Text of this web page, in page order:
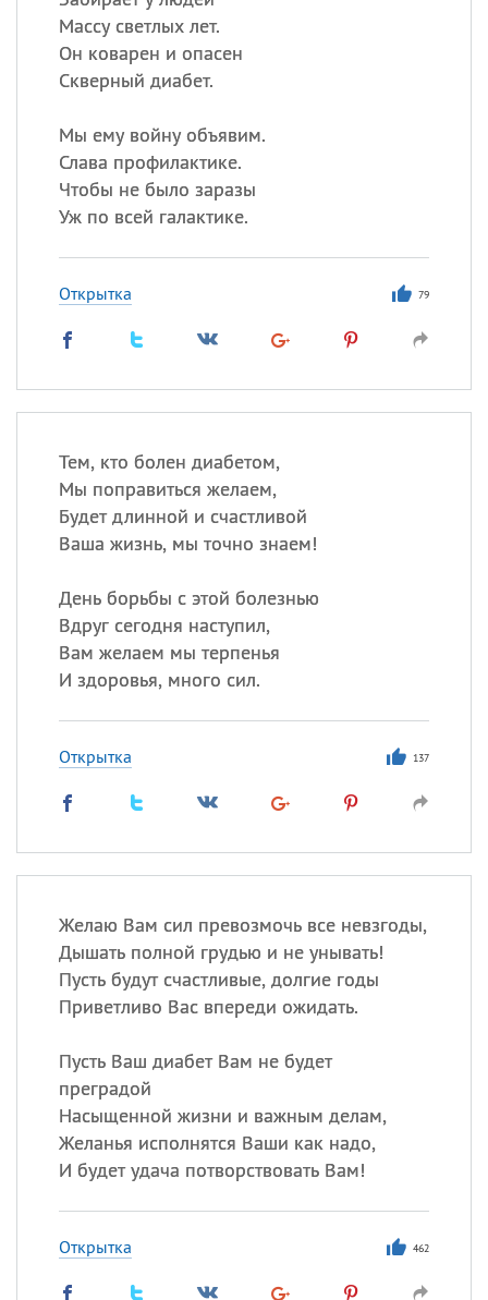
Массу светлых лет.
Он коварен и опасен
Скверный диабет.
Мы ему войну объявим.
Слава профилактике.
Чтобы не было заразы
Уж по всей галактике.
Открытка 79
Тем, кто болен диабетом,
Мы поправиться желаем,
Будет длинной и счастливой
Ваша жизнь, мы точно знаем!
День борьбы с этой болезнью
Вдруг сегодня наступил,
Вам желаем мы терпенья
И здоровья, много сил.
Открытка 137
Желаю Вам сил превозмочь все невзгоды,
Дышать полной грудью и не унывать!
Пусть будут счастливые, долгие годы
Приветливо Вас впереди ожидать.
Пусть Ваш диабет Вам не будет
преградой
Насыщенной жизни и важным делам,
Желанья исполнятся Ваши как надо,
И будет удача потворствовать Вам!
Открытка 462